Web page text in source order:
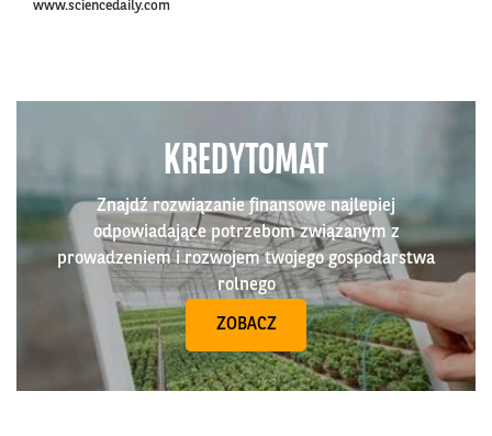
www.sciencedaily.com
KREDYTOMAT
Znajdź rozwiązanie finansowe najlepiej
odpowiadające potrzebom związanym z
prowadzeniem i rozwojem twojego gospodarstwa
rolnego
ZOBACZ